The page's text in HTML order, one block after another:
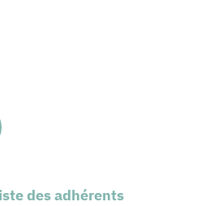
des adhérents